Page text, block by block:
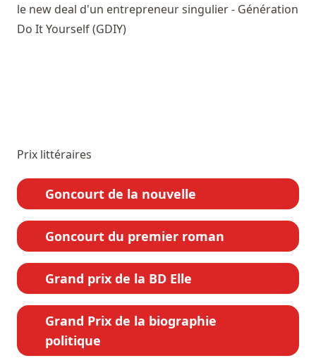
le new deal d'un entrepreneur singulier - Génération
Do It Yourself (GDIY)
Prix littéraires
Goncourt de la nouvelle
Goncourt du premier roman
Grand prix de la BD Elle
Grand Prix de la biographie
politique